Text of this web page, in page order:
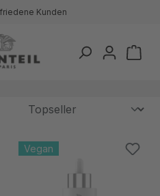
Kunden
auf dem Merkzettel
Vegan